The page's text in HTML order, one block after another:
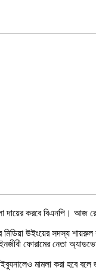
দায়ের করবে বিএনপি। আজ
মিডিয়া উইংয়ের সদস্য
ফোরামের নেতা
মামলা করা হবে